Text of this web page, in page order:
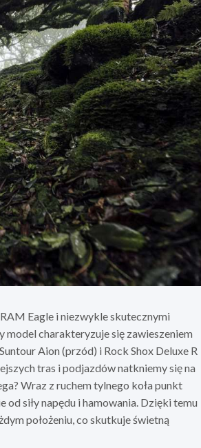
Eagle i niezwykle skutecznymi
model charakteryzuje się zawieszeniem
Aion (przód) i Rock Shox Deluxe R
tras i podjazdów natkniemy się na
Wraz z ruchem tylnego koła punkt
od siły napędu i hamowania. Dzięki temu
położeniu, co skutkuje świetną